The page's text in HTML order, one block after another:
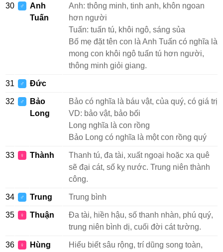
30 ♂
Anh
Tuấn
Anh: thông minh, tinh anh, khôn ngoan
hơn người
Tuấn: tuấn tú, khôi ngô, sáng sủa
Bố mẹ đặt tên con là Anh Tuấn có nghĩa là
mong con khôi ngô tuấn tú hơn người,
thông minh giỏi giang.
31 ♂ Đức
32 ♂
Bảo
Long
Bảo có nghĩa là báu vật, của quý, có giá trị
VD: bảo vật, bảo bối
Long nghĩa là con rồng
Bảo Long có nghĩa là một con rồng quý
33 ♀ Thành
Thanh tú, đa tài, xuất ngoại hoặc xa quê
sẽ đại cát, số kỵ nước. Trung niên thành
công.
34 ♂ Trung Trung bình
35 ♀ Thuận
Đa tài, hiền hậu, số thanh nhàn, phú quý,
trung niên bình dị, cuối đời cát tường.
36 ♀ Hùng
Hiểu biết sâu rộng, trí dũng song toàn,